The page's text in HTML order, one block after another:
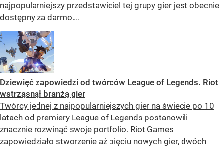
najpopularniejszy przedstawiciel tej grupy gier jest obecnie
dostępny za darmo....
Dziewięć zapowiedzi od twórców League of Legends. Riot
wstrząsnął branżą gier
Twórcy jednej z najpopularniejszych gier na świecie po 10
latach od premiery League of Legends postanowili
znacznie rozwinąć swoje portfolio. Riot Games
zapowiedziało stworzenie aż pięciu nowych gier, dwóch